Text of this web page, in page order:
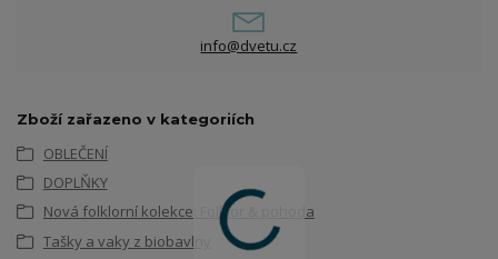
info@dvetu.cz
Zboží zařazeno v kategoriích
OBLEČENÍ
DOPLŇKY
Nová folklorní kolekce: Folklor & pohoda
Tašky a vaky z biobavlny